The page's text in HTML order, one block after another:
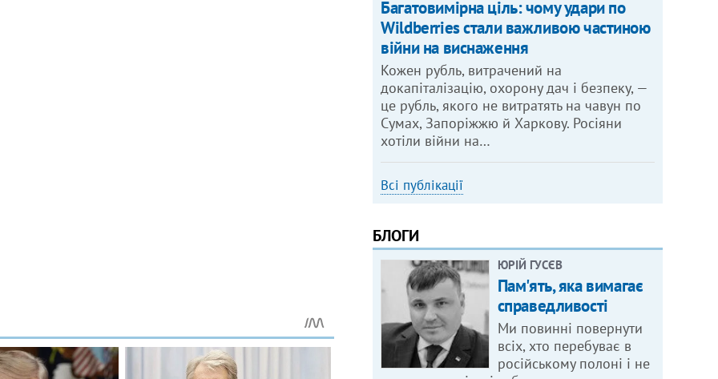
Багатовимірна ціль: чому удари по
Wildberries стали важливою частиною
війни на виснаження
Кожен рубль, витрачений на
докапіталізацію, охорону дач і безпеку, —
це рубль, якого не витратять на чавун по
Сумах, Запоріжжю й Харкову. Росіяни
хотіли війни на…
Всі публікації
БЛОГИ
ЮРІЙ ГУСЄВ
Пам'ять, яка вимагає
справедливості
Ми повинні повернути
всіх, хто перебуває в
російському полоні і не